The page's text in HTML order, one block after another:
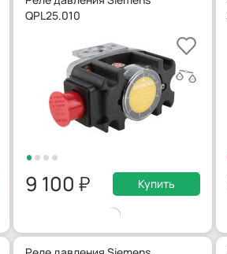
QPL25.010
9 100 Купить